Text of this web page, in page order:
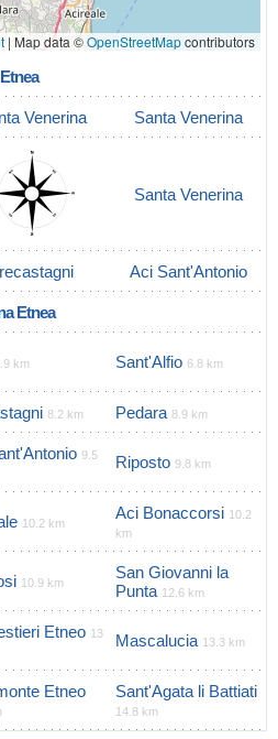
| Map data ©OpenStreetMapcontributors
Venerina Santa Venerina
Santa Venerina
Aci Sant'Antonio
Etnea
km Sant'Alfio 6.8 km
8.2 km Pedara 8.9 km
9.5
Riposto 9.8 km
10.2 km
Aci Bonaccorsi 10.2
km
10.9 km
San Giovanni la
Punta 12.6 km
Etneo 13
Mascalucia 13.3 km
Etneo Sant'Agata li Battiati
14.8 km